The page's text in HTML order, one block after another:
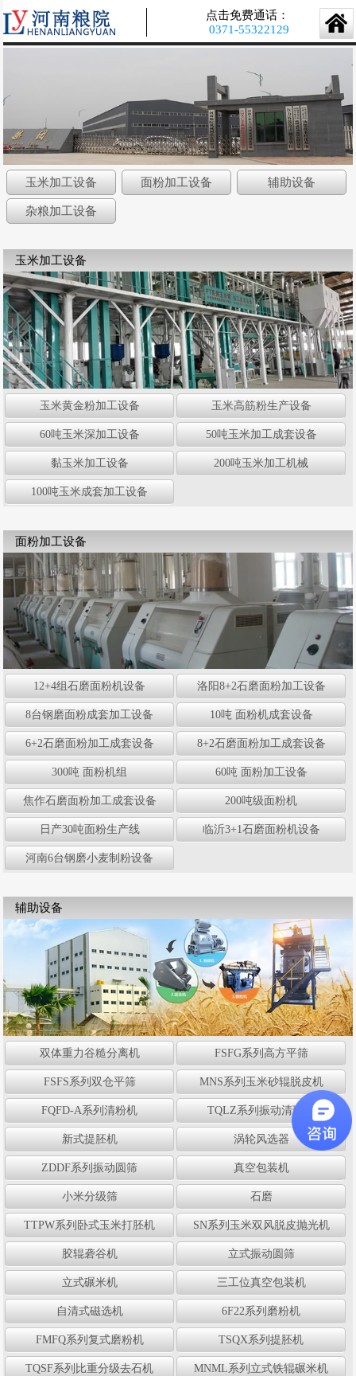
点击免费通话：
0371-55322129
玉米加工设备 面粉加工设备 辅助设备
杂粮加工设备
玉米加工设备
玉米黄金粉加工设备 玉米高筋粉生产设备
60吨玉米深加工设备 50吨玉米加工成套设备
黏玉米加工设备 200吨玉米加工机械
100吨玉米成套加工设备
面粉加工设备
12+4组石磨面粉机设备 洛阳8+2石磨面粉加工设备
8台钢磨面粉成套加工设备 10吨 面粉机成套设备
6+2石磨面粉加工成套设备 8+2石磨面粉加工成套设备
300吨 面粉机组 60吨 面粉加工设备
焦作石磨面粉加工成套设备 200吨级面粉机
日产30吨面粉生产线 临沂3+1石磨面粉机设备
河南6台钢磨小麦制粉设备
辅助设备
双体重力谷糙分离机 FSFG系列高方平筛
FSFS系列双仓平筛 MNS系列玉米砂辊脱皮机
FQFD-A系列清粉机 TQLZ系列振动清理筛
新式提胚机 涡轮风选器
ZDDF系列振动圆筛 真空包装机
小米分级筛 石磨
TTPW系列卧式玉米打胚机 SN系列玉米双风脱皮抛光机
胶辊砻谷机 立式振动圆筛
立式碾米机 三工位真空包装机
自清式磁选机 6F22系列磨粉机
FMFQ系列复式磨粉机 TSQX系列提胚机
TQSF系列比重分级去石机 MNML系列立式铁辊碾米机